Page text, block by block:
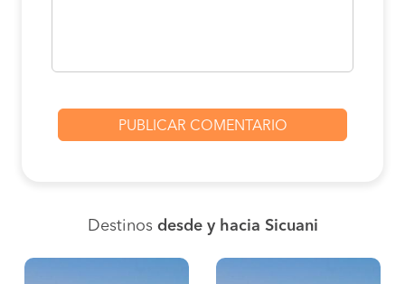
Destinos desde y hacia Sicuani